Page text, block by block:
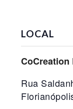
LOCAL
CoCreation
Rua